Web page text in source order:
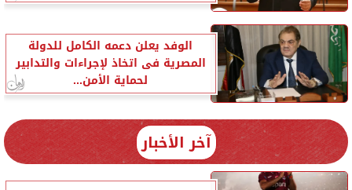
الوفد يعلن دعمه الكامل للدولة
المصرية فى اتخاذ لإجراءات والتدابير
لحماية الأمن...
آخر الأخبار